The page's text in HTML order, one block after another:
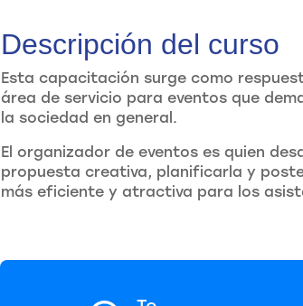
Descripción del curso
Esta capacitación surge como
área de servicio para eventos que
la sociedad en general.
El organizador de eventos es quien
propuesta creativa, planificarla y
más eficiente y atractiva para los